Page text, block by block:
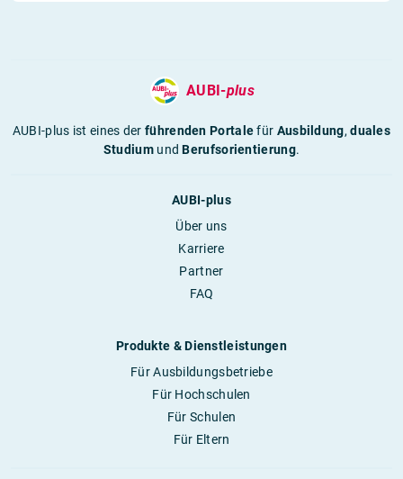
AUBI-plus
AUBI-plus ist eines derführenden Portalefür Ausbildung,duales
StudiumundBerufsorientierung.
AUBI-plus
Über uns
Karriere
Partner
FAQ
Produkte & Dienstleistungen
Für Ausbildungsbetriebe
Für Hochschulen
Für Schulen
Für Eltern